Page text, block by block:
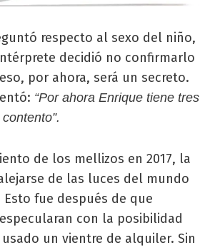
respecto al sexo del niño,
decidió no confirmarlo
por ahora, será un secreto.
“Por ahora Enrique tiene tres
de los mellizos en 2017, la
de las luces del mundo
fue después de que
con la posibilidad
un vientre de alquiler. Sin